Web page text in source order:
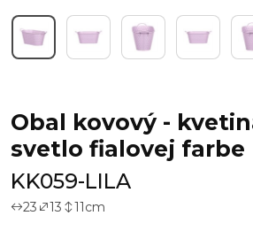
Obal kovový -
svetlo fialovej farbe
KK059-LILA
23 13 11cm